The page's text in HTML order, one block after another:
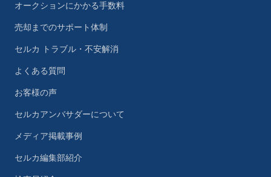
オークションにかかる手数料
売却までのサポート体制
セルカ トラブル・不安解消
よくある質問
お客様の声
セルカアンバサダーについて
メディア掲載事例
セルカ編集部紹介